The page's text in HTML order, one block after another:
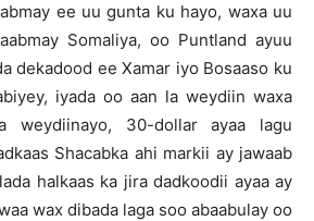
ee uu gunta ku hayo, waxa uu
Somaliya, oo Puntland ayuu
dekadood ee Xamar iyo Bosaaso ku
iyada oo aan la weydiin waxa
weydiinayo, 30-dollar ayaa lagu
Shacabka ahi markii ay jawaab
halkaas ka jira dadkoodii ayaa ay
wax dibada laga soo abaabulay oo